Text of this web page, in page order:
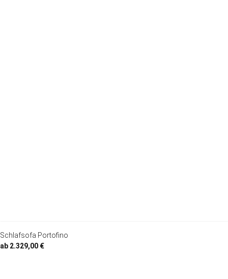
Schlafsofa Portofino
ab 2.329,00 €